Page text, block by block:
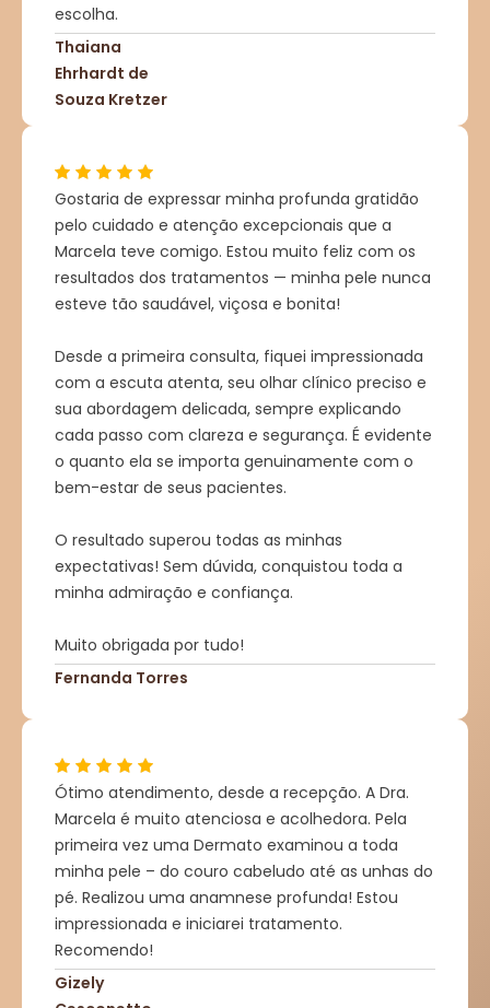
escolha.
Thaiana
Ehrhardt de
Souza Kretzer
Gostaria de expressar minha profunda gratidão
pelo cuidado e atenção excepcionais que a
Marcela teve comigo. Estou muito feliz com os
resultados dos tratamentos — minha pele nunca
esteve tão saudável, viçosa e bonita!
Desde a primeira consulta, fiquei impressionada
com a escuta atenta, seu olhar clínico preciso e
sua abordagem delicada, sempre explicando
cada passo com clareza e segurança. É evidente
o quanto ela se importa genuinamente com o
bem-estar de seus pacientes.
O resultado superou todas as minhas
expectativas! Sem dúvida, conquistou toda a
minha admiração e confiança.
Muito obrigada por tudo!
Fernanda Torres
Ótimo atendimento, desde a recepção. A Dra.
Marcela é muito atenciosa e acolhedora. Pela
primeira vez uma Dermato examinou a toda
minha pele – do couro cabeludo até as unhas do
pé. Realizou uma anamnese profunda! Estou
impressionada e iniciarei tratamento.
Recomendo!
Gizely